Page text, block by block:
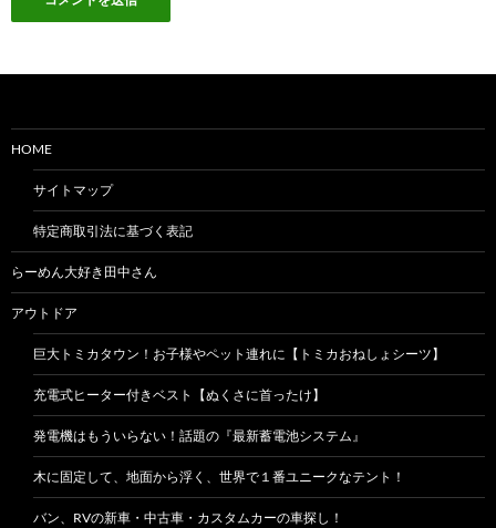
HOME
サイトマップ
特定商取引法に基づく表記
らーめん大好き田中さん
アウトドア
巨大トミカタウン！お子様やペット連れに【トミカおねしょシーツ】
充電式ヒーター付きベスト【ぬくさに首ったけ】
発電機はもういらない！話題の『最新蓄電池システム』
木に固定して、地面から浮く、世界で１番ユニークなテント！
バン、RVの新車・中古車・カスタムカーの車探し！